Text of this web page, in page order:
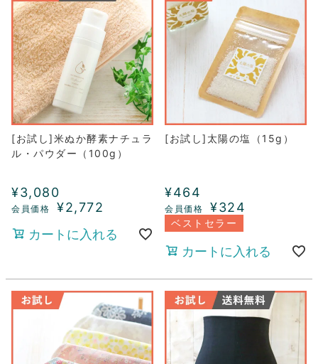
[お試し]米ぬか酵素ナチュラ
ル・パウダー（100g）
¥3,080
¥2,772
カートに入れる
[お試し]太陽の塩（15g）
¥464
¥324
ベストセラー
カートに入れる